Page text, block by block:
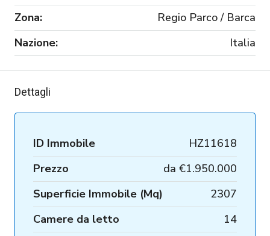
Zona:
Regio Parco / Barca
Nazione:
Italia
Dettagli
ID Immobile
HZ11618
Prezzo
da €1.950.000
Superficie Immobile (Mq)
2307
Camere da letto
14